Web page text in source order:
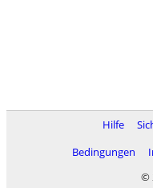
Hilfe
Bedingungen
©